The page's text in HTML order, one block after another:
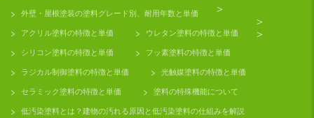
外壁・屋根塗装の塗料グレード別、耐用年数と単価
アクリル塗料の特徴と単価 ウレタン塗料の特徴と単価
シリコン塗料の特徴と単価 フッ素塗料の特徴と単価
ラジカル制御塗料の特徴と単価 光触媒塗料の特徴と単価
セラミック塗料の特徴と単価 塗料の特殊機能について
低汚染塗料とは？建物の汚れる原因と低汚染塗料の仕組みを解説
>
>
>